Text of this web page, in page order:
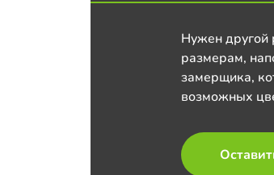
Нужен другой
размерам,
замерщика,
возможных